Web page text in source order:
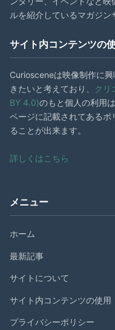
ルを紹介しているマガジン
サイト内コンテンツの
Curiosceneは映像制作に
きたいと考えており、
クリ
BY 4.0)のもと個人の利用
ページに記載されてある
ることが出来ます。
詳しくはこちら
メニュー
ホーム
最新記事
サイトについて
サイト内コンテンツの使用
プライバシーポリシー